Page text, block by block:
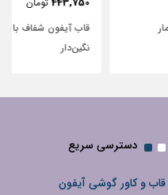
قاب آیفون شفاف با پاپیون سفید و
دسترسی سریع
قاب و کاور گوشی آیفون